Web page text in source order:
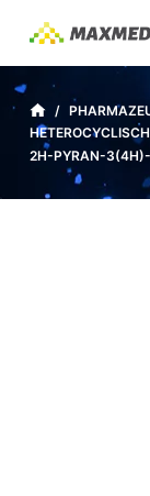
m
n
a
/
2H-PYRAN-